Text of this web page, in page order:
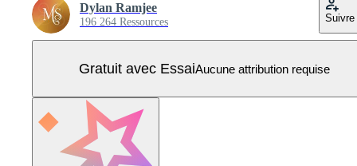
Dylan Ramjee
196 264 Ressources Suivre
Gratuit avec EssaiAucune attribution requise